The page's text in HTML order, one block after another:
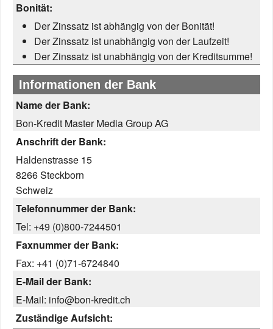
Bonität:
Der Zinssatz ist abhängig von der Bonität!
Der Zinssatz ist unabhängig von der Laufzeit!
Der Zinssatz ist unabhängig von der Kreditsumme!
Informationen der Bank
Name der Bank:
Bon-Kredit Master Media Group AG
Anschrift der Bank:
Haldenstrasse 15
8266 Steckborn
Schweiz
Telefonnummer der Bank:
Tel: +49 (0)800-7244501
Faxnummer der Bank:
Fax: +41 (0)71-6724840
E-Mail der Bank:
E-Mail: info@bon-kredit.ch
Zuständige Aufsicht: